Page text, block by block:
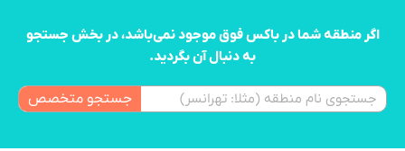
اگر منطقه شما در باکس فوق موجود نمی‌باشد، در بخش جستجو
به دنبال آن بگردید.
جستجو متخصص